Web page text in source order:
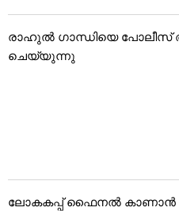
രാഹുൽ ഗാന്ധിയെ പോലീസ്
ചെയ്യുന്നു
ലോകകപ്പ് ഫൈനൽ